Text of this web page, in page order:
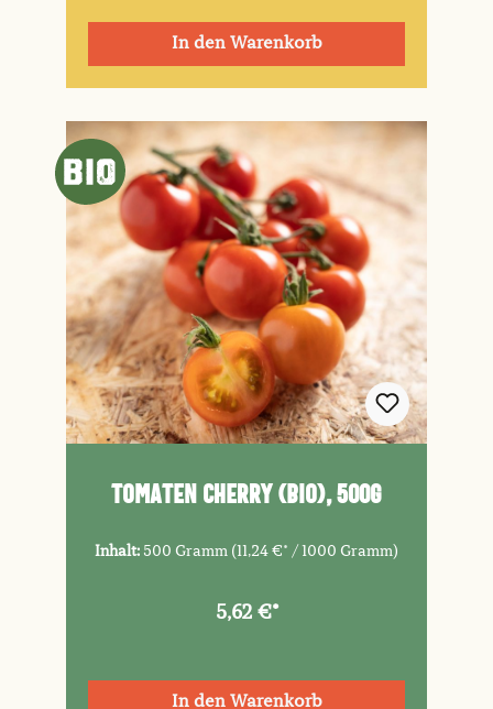
In den Warenkorb
Tomaten Cherry (Bio), 500g
Inhalt: 500 Gramm (11,24 €* / 1000 Gramm)
5,62 €*
In den Warenkorb